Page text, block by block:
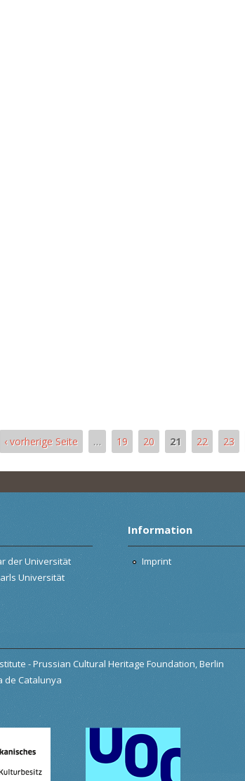
‹ vorherige Seite … 19 20 21 22 23
der Universität
Universität
Information
Imprint
- Prussian Cultural Heritage Foundation, Berlin
de Catalunya